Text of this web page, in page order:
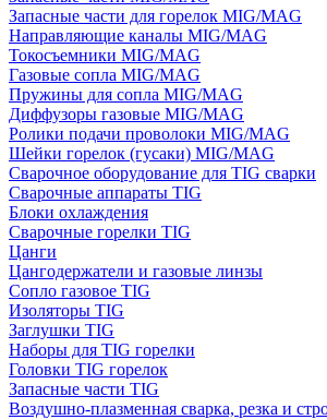
Запасные части для горелок MIG/MAG
Направляющие каналы MIG/MAG
Токосъемники MIG/MAG
Газовые сопла MIG/MAG
Пружины для сопла MIG/MAG
Диффузоры газовые MIG/MAG
Ролики подачи проволоки MIG/MAG
Шейки горелок (гусаки) MIG/MAG
Сварочное оборудование для TIG сварки
Сварочные аппараты TIG
Блоки охлаждения
Сварочные горелки TIG
Цанги
Цангодержатели и газовые линзы
Сопло газовое TIG
Изоляторы TIG
Заглушки TIG
Наборы для TIG горелки
Головки TIG горелок
Запасные части TIG
Воздушно-плазменная сварка, резка и